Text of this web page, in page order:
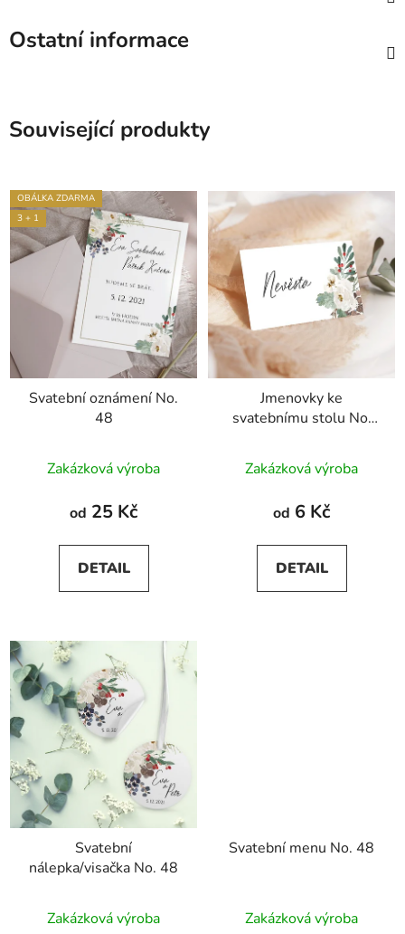
Ostatní informace
Související produkty
OBÁLKA ZDARMA
3 + 1
Svatební oznámení No.
48
Zakázková výroba
od 25 Kč
DETAIL
Jmenovky ke
svatebnímu stolu No.
Zakázková výroba
od 6 Kč
DETAIL
Svatební
nálepka/visačka No. 48
Zakázková výroba
Svatební menu No. 48
Zakázková výroba